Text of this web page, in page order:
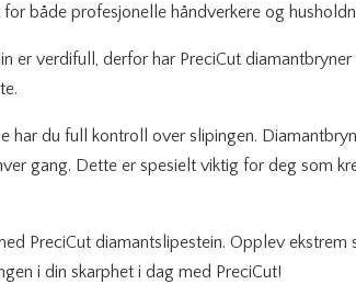
både profesjonelle håndverkere og
er verdifull, derfor har PreciCut
har du full kontroll over slipingen.
gang. Dette er spesielt viktig for deg som
PreciCut diamantslipestein. Opplev ekstrem
i din skarphet i dag med PreciCut!